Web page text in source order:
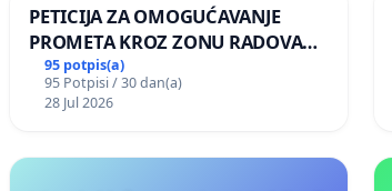
PETICIJA ZA OMOGUĆAVANJE
PROMETA KROZ ZONU RADOVA
ZA STANOVNIKE Mjesnog odbora
Kamensko i Lemić Brdo
95 potpis(a)
95 Potpisi / 30 dan(a)
28 Jul 2026